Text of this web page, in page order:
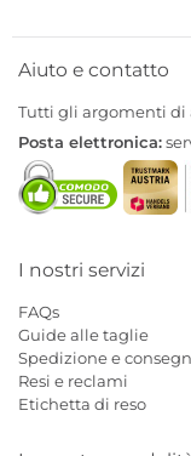
Aiuto e contatto
Tutti gli argomenti di
Posta elettronica:
I nostri servizi
FAQs
Guide alle taglie
Spedizione e
Resi e reclami
Etichetta di reso